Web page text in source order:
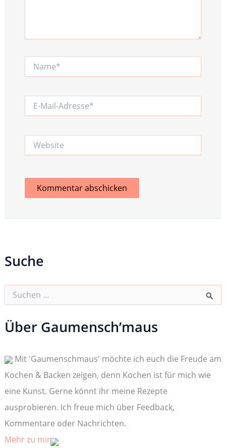
Mail-
Website
Suche
h
e
a
c
h
:
Über Gaumensch’maus
Mit 'Gaumenschmaus' möchte ich euch die Freude am
Kochen & Backen zeigen, denn Kochen ist für mich wie
eine Kunst. Gerne könnt ihr meine Rezepte
ausprobieren. Ich freue mich über Feedback,
Kommentare oder Nachrichten.
Mehr zu mir